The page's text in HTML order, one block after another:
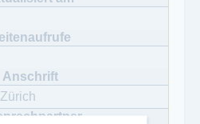
Zürich